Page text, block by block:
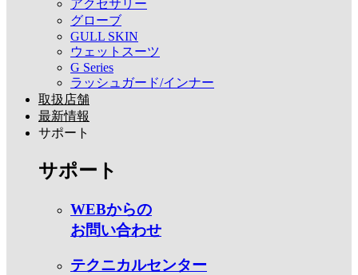
アクセサリー
グローブ
GULL SKIN
ウェットスーツ
G Series
ラッシュガード/インナー
取扱店舗
最新情報
サポート
サポート
WEBからの
お問い合わせ
テクニカルセンター